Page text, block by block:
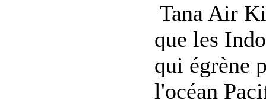
Tana Air
que les
qui égrène
l'océan